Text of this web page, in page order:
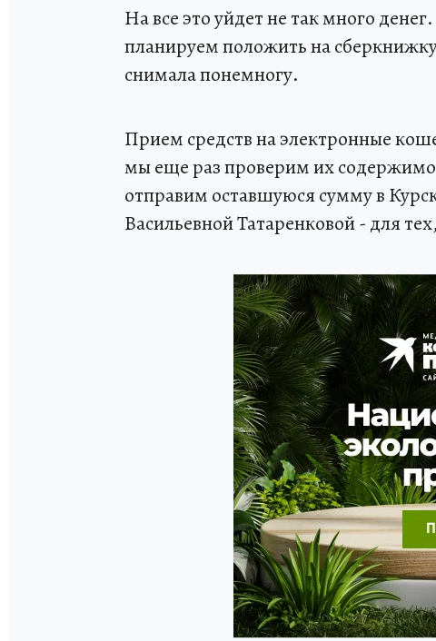
На все это уйдет не так много
планируем положить на
снимала понемногу.
Прием средств на электронные
мы еще раз проверим их
отправим оставшуюся сумму в
Васильевной Татаренковой - для